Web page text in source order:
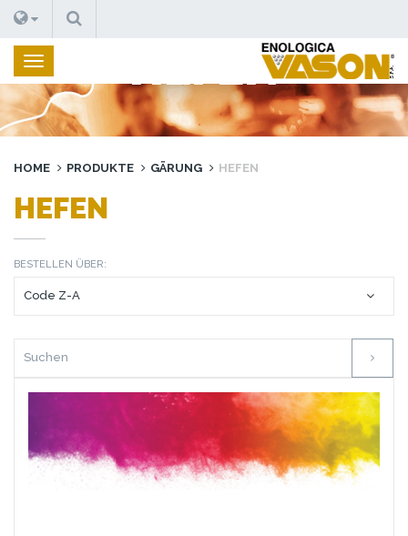
SUCHEN
HEFEN
HOME PRODUKTE GÄRUNG HEFEN
HEFEN
BESTELLEN ÜBER: